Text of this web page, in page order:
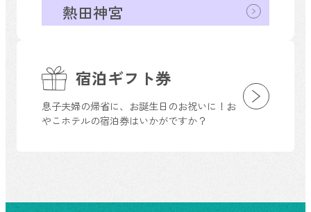
宿泊ギフト券
息子夫婦の帰省に、お誕生日のお祝いに！お
やこホテルの宿泊券はいかがですか？
熱田神宮